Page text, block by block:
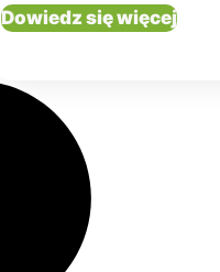
Dowiedz się więcej